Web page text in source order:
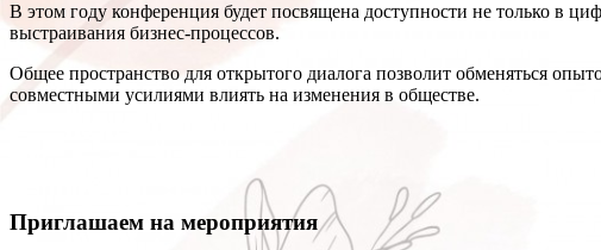
В этом году конференция будет посвящена доступности не только в
выстраивания бизнес-процессов.
Общее пространство для открытого диалога позволит обменяться
совместными усилиями влиять на изменения в обществе.
Приглашаем на мероприятия